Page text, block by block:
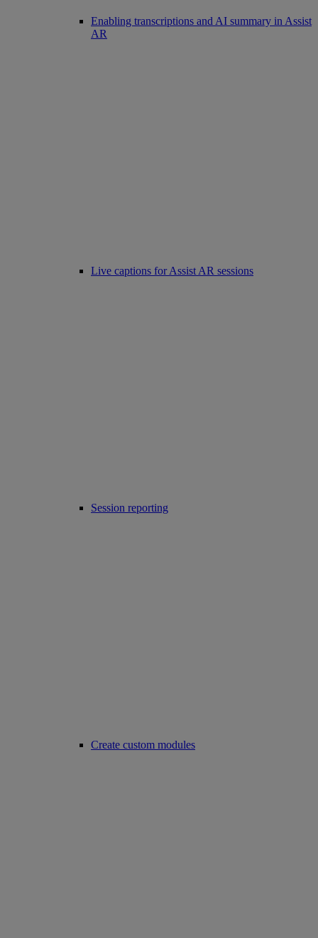
Enabling transcriptions and AI summary in Assist
AR
Live captions for Assist AR sessions
Session reporting
Create custom modules